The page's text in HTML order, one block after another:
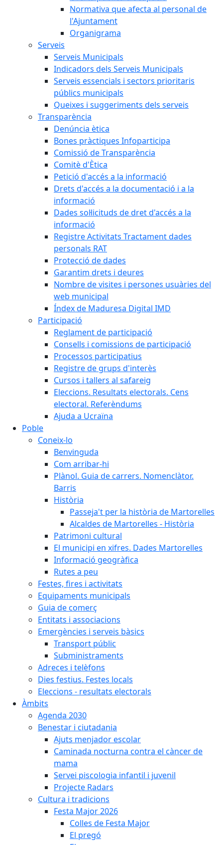
Normativa que afecta al personal de
l'Ajuntament
Organigrama
Serveis
Serveis Municipals
Indicadors dels Serveis Municipals
Serveis essencials i sectors prioritaris
públics municipals
Queixes i suggeriments dels serveis
Transparència
Denúncia ètica
Bones pràctiques Infoparticipa
Comissió de Transparència
Comitè d'Ètica
Petició d'accés a la informació
Drets d'accés a la documentació i a la
informació
Dades sol·licituds de dret d'accés a la
informació
Registre Activitats Tractament dades
personals RAT
Protecció de dades
Garantim drets i deures
Nombre de visites i persones usuàries del
web municipal
Índex de Maduresa Digital IMD
Participació
Reglament de participació
Consells i comissions de participació
Processos participatius
Registre de grups d'interès
Cursos i tallers al safareig
Eleccions. Resultats electorals. Cens
electoral. Referèndums
Ajuda a Ucraïna
Poble
Coneix-lo
Benvinguda
Com arribar-hi
Plànol. Guia de carrers. Nomenclàtor.
Barris
Història
Passeja't per la història de Martorelles
Alcaldes de Martorelles - Història
Patrimoni cultural
El municipi en xifres. Dades Martorelles
Informació geogràfica
Rutes a peu
Festes, fires i activitats
Equipaments municipals
Guia de comerç
Entitats i associacions
Emergències i serveis bàsics
Transport públic
Subministraments
Adreces i telèfons
Dies festius. Festes locals
Eleccions - resultats electorals
Àmbits
Agenda 2030
Benestar i ciutadania
Ajuts menjador escolar
Caminada nocturna contra el càncer de
mama
Servei piscologia infantil i juvenil
Projecte Radars
Cultura i tradicions
Festa Major 2026
Colles de Festa Major
El pregó